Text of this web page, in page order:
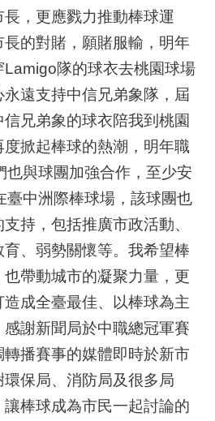
，更應戮力推動棒球運
的對賭，願賭服輸，明年
隊的球衣去桃園球場
遠支持中信兄弟象隊，屆
兄弟象的球衣陪我到桃園
掀起棒球的熱潮，明年職
也與球團加強合作，至少安
臺中洲際棒球場，該球團也
持，包括推廣市政活動、
、弱勢關懷等。我希望棒
帶動城市的凝聚力量，更
成全臺最佳、以棒球為主
謝新聞局於中職總冠軍賽
播賽事的媒體即時於新市
保局、消防局及很多局
棒球成為市民一起討論的